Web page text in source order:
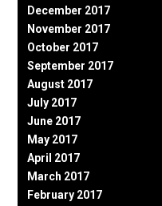
December 2017
November 2017
October 2017
September 2017
August 2017
July 2017
June 2017
May 2017
April 2017
March 2017
February 2017